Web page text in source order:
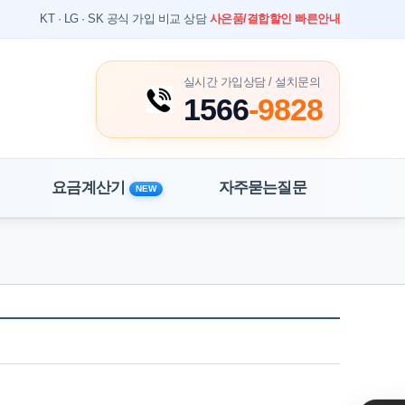
KT · LG · SK 공식 가입 비교 상담 사은품/결합할인 빠른안내
실시간 가입상담 / 설치문의
1566-9828
요금계산기 NEW 자주묻는질문